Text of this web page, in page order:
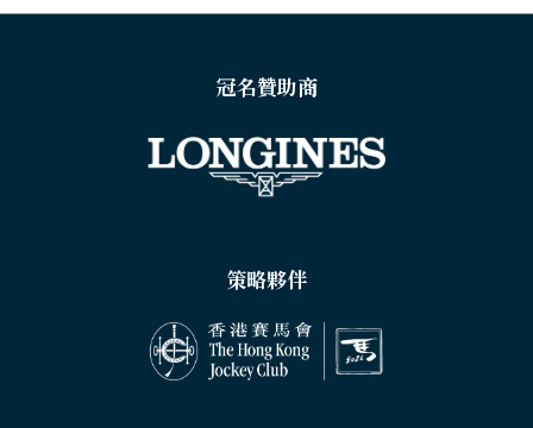
冠名贊助商
策略夥伴